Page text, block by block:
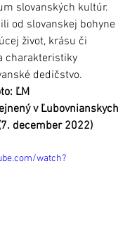
slovanských kultúr.
od slovanskej bohyne
život, krásu či
charakteristiky
dedičstvo.
ĽM
v Ľubovnianskych
december 2022)
watch?